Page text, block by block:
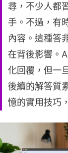
尋，不少人都
手。不過，有
內容。這種答
在背後影響。
化回覆，但一
後續的解答質
憶的實用技巧